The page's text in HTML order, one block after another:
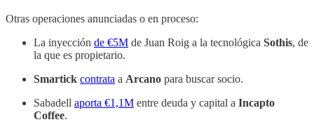
Otras operaciones anunciadas o en proceso:
La inyección de €5M de Juan Roig a la tecnológica Sothis, de
la que es propietario.
Smartick contrata a Arcano para buscar socio.
Sabadell aporta €1,1M entre deuda y capital a Incapto
Coffee.